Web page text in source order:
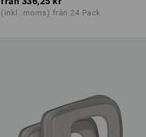
(inkl. moms) från 24 Pack